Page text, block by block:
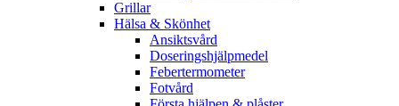
Grillar
Hälsa & Skönhet
Ansiktsvård
Doseringshjälpmedel
Febertermometer
Fotvård